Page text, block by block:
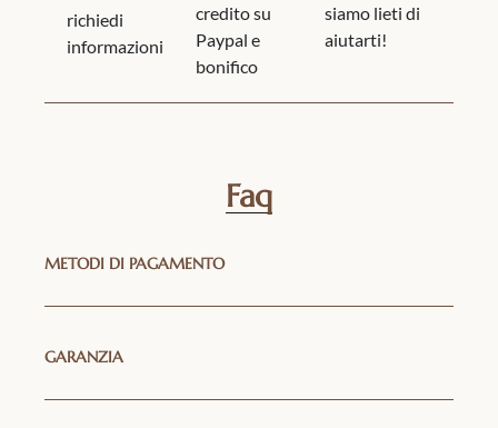
richiedi
informazioni
credito su
Paypal e
bonifico
siamo lieti di
aiutarti!
Faq
METODI DI PAGAMENTO
GARANZIA